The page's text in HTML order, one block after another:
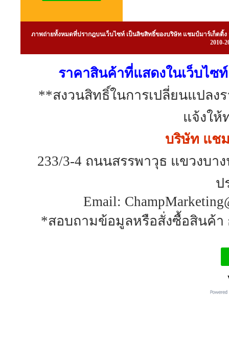
ภาพถ่ายทั้งหมดที่ปรากฎบนเว็บไซท์ เป็นลิขสิทธิ์ของบริษัท แชมป์มาร์เก็ต
2010-
ราคาสินค้าที่แสดงในเว็บไซ
**สงวนสิทธิ์ในการเปลี่ยนแปล
แจ้งให้
บริษัท แช
233/3-4 ถนนสรรพาวุธ แขวงบา
ป
Email:
*สอบถามข้อมูลหรือสั่งซื้อสินค้า